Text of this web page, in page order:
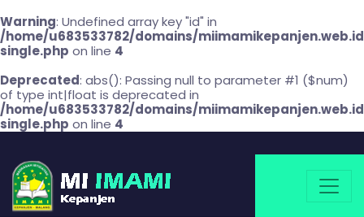
Warning: Undefined array key "id" in
/home/u683533782/domains/
single.php on line 4
Deprecated: abs(): Passing null to parameter #1 ($num)
of type int|float is deprecated in
/home/u683533782/domains/
single.php on line 4